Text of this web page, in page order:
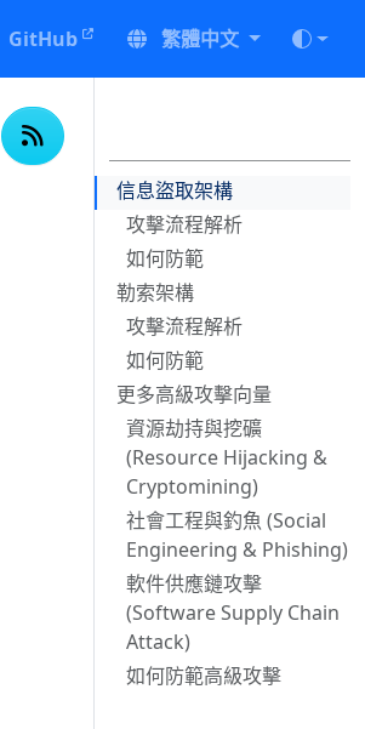
GitHub 繁體中文
信息盜取架構
攻擊流程解析
如何防範
勒索架構
攻擊流程解析
如何防範
更多高級攻擊向量
資源劫持與挖礦
(Resource Hijacking &
Cryptomining)
社會工程與釣魚 (Social
Engineering & Phishing)
軟件供應鏈攻擊
(Software Supply Chain
Attack)
如何防範高級攻擊